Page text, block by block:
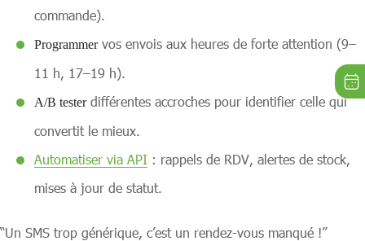
commande).
Programmervos envois aux heures de forte attention (9–
11 h, 17–19 h).
A/B testerdifférentes accroches pour identifier celle qui
convertit le mieux.
Automatiser via API : rappels de RDV, alertes de stock,
mises à jour de statut.
“Un SMS trop générique, c’est un rendez-vous manqué !”